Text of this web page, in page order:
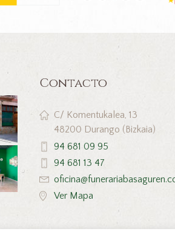
Contacto
C/ Komentukalea, 13
48200 Durango (Bizkaia)
94 681 09 95
94 681 13 47
Ver Mapa